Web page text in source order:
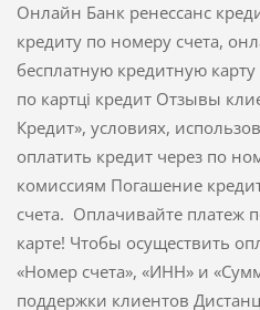
Онлайн Банк ренессанс
кредиту по номеру счета,
бесплатную кредитную
по картці кредит Отзывы
Кредит», условиях,
оплатить кредит через по
комиссиям Погашение
счета. Оплачивайте платеж
карте! Чтобы осуществить
«Номер счета», «ИНН» и
поддержки клиентов